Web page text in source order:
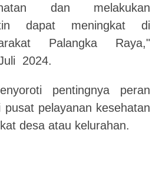
dan melakukan
dapat meningkat di
Palangka Raya,"
2024.
pentingnya peran
pusat pelayanan kesehatan
desa atau kelurahan.